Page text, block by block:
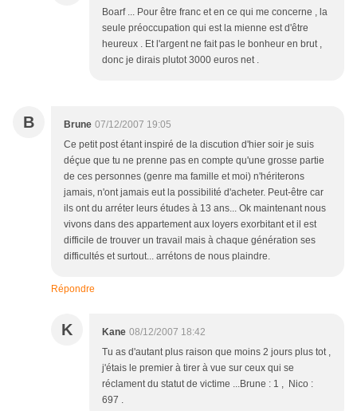
Boarf ... Pour être franc et en ce qui me concerne , la
seule préoccupation qui est la mienne est d'être
heureux . Et l'argent ne fait pas le bonheur en brut ,
donc je dirais plutot 3000 euros net .
B Brune 07/12/2007 19:05
Ce petit post étant inspiré de la discution d'hier soir je suis
déçue que tu ne prenne pas en compte qu'une grosse partie
de ces personnes (genre ma famille et moi) n'hériterons
jamais, n'ont jamais eut la possibilité d'acheter. Peut-être car
ils ont du arréter leurs études à 13 ans... Ok maintenant nous
vivons dans des appartement aux loyers exorbitant et il est
difficile de trouver un travail mais à chaque génération ses
difficultés et surtout... arrétons de nous plaindre.
Répondre
K Kane 08/12/2007 18:42
Tu as d'autant plus raison que moins 2 jours plus tot ,
j'étais le premier à tirer à vue sur ceux qui se
réclament du statut de victime ...Brune : 1 , Nico :
697 .